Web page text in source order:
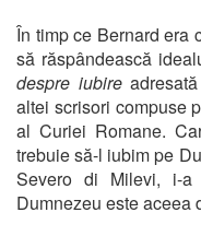
În timp ce Bernard era
să răspândească
despre iubireadresată
altei scrisori compuse
al Curiei Romane.
trebuie să-l iubim pe
Severo di Milevi, i-a
Dumnezeu este aceea